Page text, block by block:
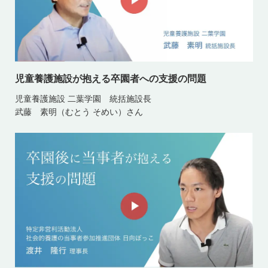
児童養護施設が抱える卒園者への支援の問題
児童養護施設 二葉学園 統括施設長
武藤 素明（むとう そめい）さん